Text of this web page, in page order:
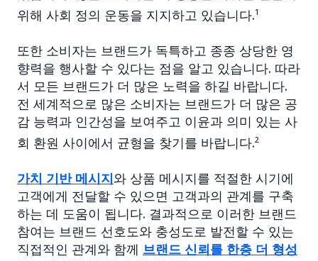
위해 사회 정의 운동을 지지하고 있습니다.1
또한 소비자는 브랜드가 독특하고 종종 상당한 영
향력을 행사할 수 있다는 점을 알고 있습니다. 따라
서 모든 브랜드가 더 많은 노력을 하길 바랍니다.
전 세계적으로 많은 소비자는 브랜드가 더 많은 공
감 능력과 인간성을 보여주고 이윤과 의미 있는 사
회 환원 사이에서 균형을 찾기를 바랍니다.2
가치 기반 메시지와 상품 메시지를 적절한 시기에
고객에게 전달할 수 있으면 고객과의 관계를 구축
하는 데 도움이 됩니다. 결과적으로 이러한 브랜드
참여는 브랜드 선호도와 충성도로 발전할 수 있는
직접적인 관계와 함께 브랜드 신뢰를 한층 더 형성